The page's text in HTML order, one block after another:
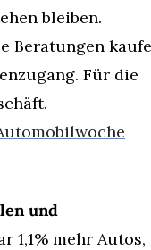
bleiben.
Beratungen
Für die
und
1,1% mehr Autos,